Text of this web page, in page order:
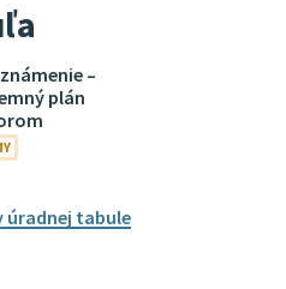
–
plán
úradnej tabule